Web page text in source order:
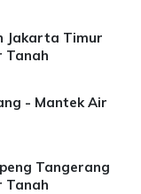
Jakarta Timur
Tanah
- Mantek Air
Tangerang
Tanah